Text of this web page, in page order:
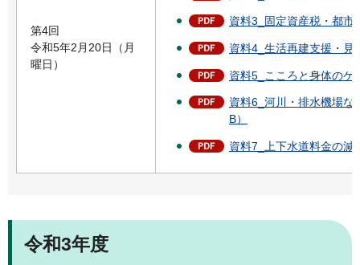
第4回
令和5年2月20日（月
曜日）
資料3_固定資産税・都市
資料4_生活再建支援・見
資料5_こころと身体のケ
資料6_河川・排水機場な
B）
資料7_上下水道料金の減
令和3年度